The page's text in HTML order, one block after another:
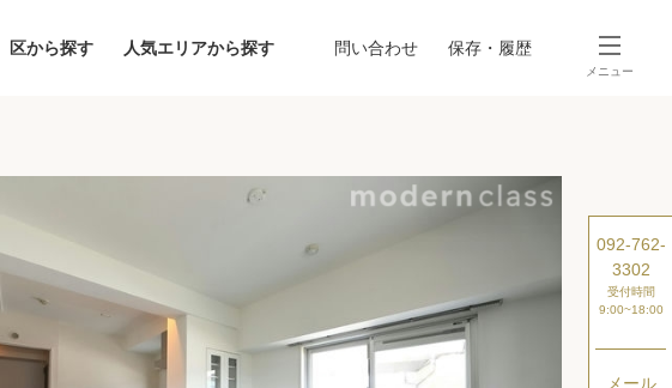
区から探す 人気エリアから探す 問い合わせ 保存・履歴
メニュー
駅・路線から探す
区から探す
092-762-
3302
受付時間
9:00~18:00
メール